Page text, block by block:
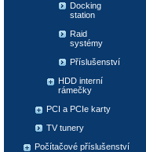
Docking
station
Raid
systémy
Příslušenství
HDD interní
rámečky
PCI a PCIe karty
TV tunery
Počítačové příslušenství